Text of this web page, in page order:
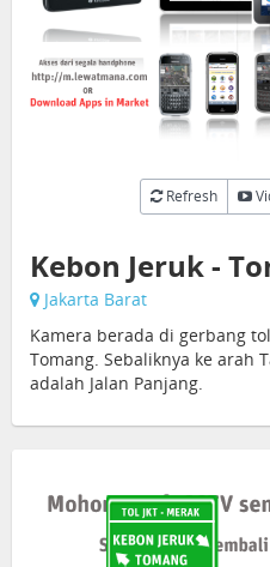
Refresh
Kebon Jeruk -
Jakarta Barat
Kamera berada di gerbang
Tomang. Sebaliknya ke arah
adalah Jalan Panjang.